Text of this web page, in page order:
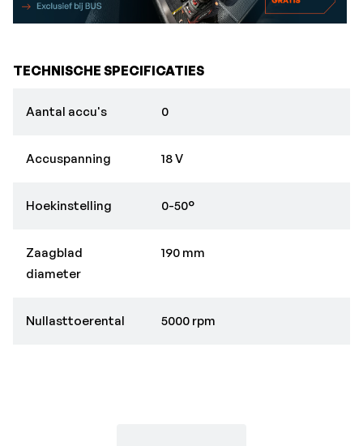
TECHNISCHE SPECIFICATIES
Aantal accu's 0
Accuspanning 18 V
Hoekinstelling 0-50°
Zaagblad
diameter
190 mm
Nullasttoerental 5000 rpm